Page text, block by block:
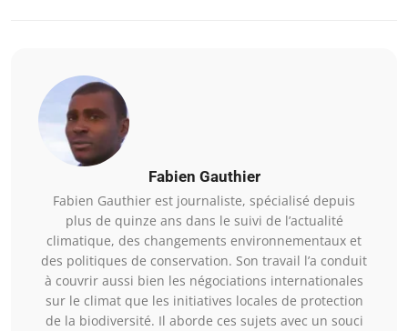
Fabien Gauthier
Fabien Gauthier est journaliste, spécialisé depuis
plus de quinze ans dans le suivi de l’actualité
climatique, des changements environnementaux et
des politiques de conservation. Son travail l’a conduit
à couvrir aussi bien les négociations internationales
sur le climat que les initiatives locales de protection
de la biodiversité. Il aborde ces sujets avec un souci